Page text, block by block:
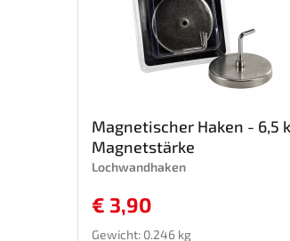
Magnetischer Haken - 6,5
Magnetstärke
Lochwandhaken
€ 3,90
Gewicht: 0.246 kg